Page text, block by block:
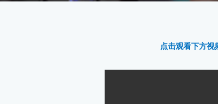
点击观看下方视